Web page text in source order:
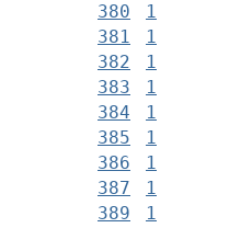
380
1
381
1
382
1
383
1
384
1
385
1
386
1
387
1
389
1